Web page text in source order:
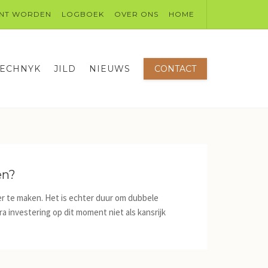
WORDEN LOGBOEK OVER ONS HOME
JILD NIEUWS CONTACT
te maken. Het is echter duur om dubbele
investering op dit moment niet als kansrijk